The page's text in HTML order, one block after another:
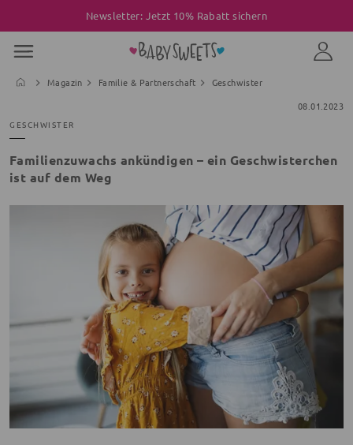
Newsletter: Jetzt 10% Rabatt sichern
Magazin Familie & Partnerschaft
Geschwister
08.01.2023
GESCHWISTER
Familienzuwachs ankündigen – ein Geschwisterchen
ist auf dem Weg